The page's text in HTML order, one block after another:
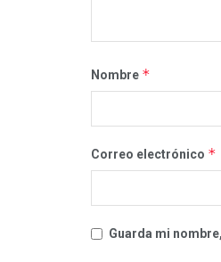
Nombre *
Correo electrónico *
Guarda mi